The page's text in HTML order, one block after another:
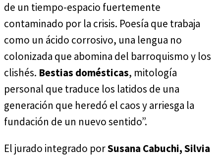
de un tiempo-espacio fuertemente
contaminado por la crisis. Poesía que trabaja
como un ácido corrosivo, una lengua no
colonizada que abomina del barroquismo y los
clishés. Bestias domésticas, mitología
personal que traduce los latidos de una
generación que heredó el caos y arriesga la
fundación de un nuevo sentido”.
El jurado integrado porSusana Cabuchi, Silvia